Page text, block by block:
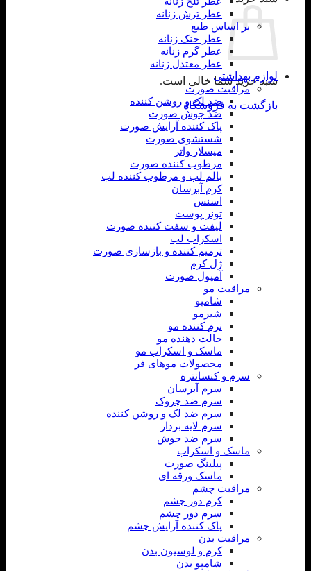
سبد خرید شما خالی است.
بازگشت به فروشگاه
عطر ترش زنانه
بر اساس طبع
عطر خنک زنانه
عطر گرم زنانه
عطر معتدل زنانه
لوازم بهداشتی
مراقبت صورت
ضد لک و روشن کننده
ضد جوش صورت
پاک کننده آرایش صورت
شستشوی صورت
میسلار واتر
مرطوب کننده صورت
بالم لب و مرطوب کننده لب
کرم آبرسان
اسنس
تونر پوست
لیفت و سفت کننده صورت
اسکراب لب
ترمیم کننده و بازسازی صورت
ژل کرم
آمپول صورت
مراقبت مو
شامپو
شیرمو
نرم کننده مو
حالت دهنده مو
ماسک و اسکراب مو
محصولات موهای فر
سرم و کنسانتره
سرم آبرسان
سرم ضد چروک
سرم ضد لک و روشن کننده
سرم لایه بردار
سرم ضد جوش
ماسک و اسکراب
پیلینگ صورت
ماسک ورقه ای
مراقبت چشم
کرم دور چشم
سرم دور چشم
پاک کننده آرایش چشم
مراقبت بدن
کرم و لوسیون بدن
شامپو بدن